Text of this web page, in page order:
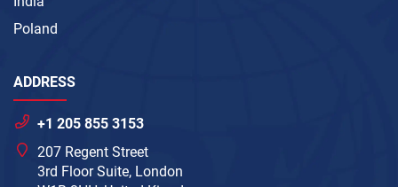
Poland
ADDRESS
+1 205 855 3153
207 Regent Street
3rd Floor Suite, London